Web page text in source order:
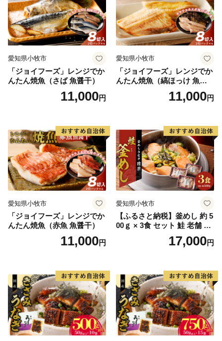
愛知県小牧市
「ジョイフーズ」レンジでか
んたん焼魚（さば 魚醤干）
11,000円
愛知県小牧市
「ジョイフーズ」レンジでか
んたん焼魚（縞ほっけ 魚醤
11,000円
愛知県小牧市
「ジョイフーズ」レンジでか
んたん焼魚（赤魚 魚醤干）
11,000円
愛知県小牧市
【ふるさと納税】釜めし 約 5
00ｇ × 3食 セット 鮭 老舗 急
速冷凍 レンチン 時短 簡単調
理 食品 加工品 海鮮 手作り
り寄せグルメ 愛知県 小牧市
送料無料
17,000円